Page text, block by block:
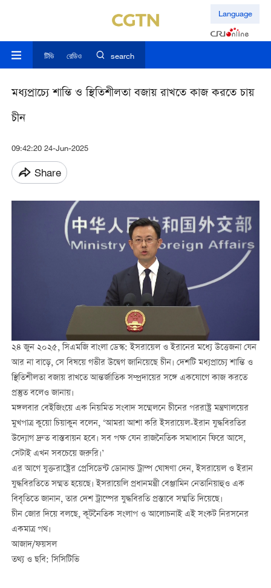
Language
টিভি রেডিও search
মধ্যপ্রাচ্যে শান্তি ও স্থিতিশীলতা বজায় রাখতে কাজ করতে চায়
চীন
09:42:20 24-Jun-2025
Share
২৪ জুন ২০২৫, সিএমজি বাংলা ডেস্ক: ইসরায়েল ও ইরানের মধ্যে উত্তেজনা যেন
আর না বাড়ে, সে বিষয়ে গভীর উদ্বেগ জানিয়েছে চীন। দেশটি মধ্যপ্রাচ্যে শান্তি ও
স্থিতিশীলতা বজায় রাখতে আন্তর্জাতিক সম্প্রদায়ের সঙ্গে একযোগে কাজ করতে
প্রস্তুত বলেও জানায়।
মঙ্গলবার বেইজিংয়ে এক নিয়মিত সংবাদ সম্মেলনে চীনের পররাষ্ট্র মন্ত্রণালয়ের
মুখপাত্র কুয়ো চিয়াকুন বলেন, ‘আমরা আশা করি ইসরায়েল-ইরান যুদ্ধবিরতির
উদ্যোগ দ্রুত বাস্তবায়ন হবে। সব পক্ষ যেন রাজনৈতিক সমাধানে ফিরে আসে,
সেটাই এখন সবচেয়ে জরুরি।’
এর আগে যুক্তরাষ্ট্রের প্রেসিডেন্ট ডোনাল্ড ট্রাম্প ঘোষণা দেন, ইসরায়েল ও ইরান
যুদ্ধবিরতিতে সম্মত হয়েছে। ইসরায়েলি প্রধানমন্ত্রী বেঞ্জামিন নেতানিয়াহুও এক
বিবৃতিতে জানান, তার দেশ ট্রাম্পের যুদ্ধবিরতি প্রস্তাবে সম্মতি দিয়েছে।
চীন জোর দিয়ে বলছে, কূটনৈতিক সংলাপ ও আলোচনাই এই সংকট নিরসনের
একমাত্র পথ।
আজাদ/ফয়সল
তথ্য ও ছবি: সিসিটিভি